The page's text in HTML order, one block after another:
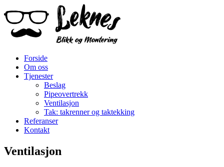
Forside
Om oss
Tjenester
Beslag
Pipeovertrekk
Ventilasjon
Tak: takrenner og taktekking
Referanser
Kontakt
Ventilasjon